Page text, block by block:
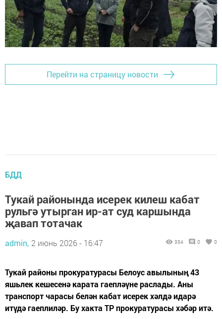
Перейти на страницу новости
БДД
Тукай районында исерек килеш кабат
рульгә утырган ир-ат суд каршында
җавап тотачак
admin, 2 июнь 2026 - 16:47 334 0 0
Тукай районы прокуратурасы Белоус авылының 43
яшьлек кешесенә карата гаепләүне раслады. Аны
транспорт чарасы белән кабат исерек хәлдә идарә
итүдә гаеплиләр. Бу хакта ТР прокуратурасы хәбәр итә.